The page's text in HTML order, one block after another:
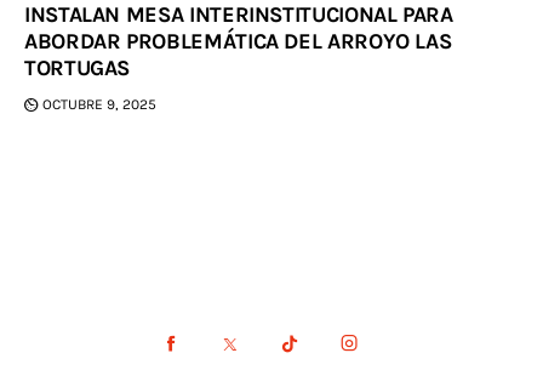
INSTALAN MESA INTERINSTITUCIONAL PARA
ABORDAR PROBLEMÁTICA DEL ARROYO LAS
TORTUGAS
OCTUBRE 9, 2025